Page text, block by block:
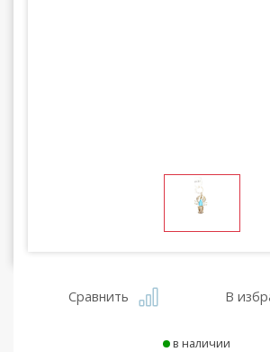
Сравнить В
в наличии